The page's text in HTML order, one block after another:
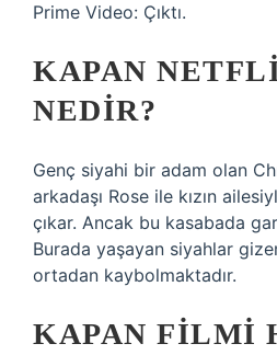
Prime Video: Çıktı.
KAPAN
NEDIR?
Genç siyahi bir adam olan
arkadaşı Rose ile kızın
çıkar. Ancak bu kasabada
Burada yaşayan siyahlar
ortadan kaybolmaktadır.
KAPAN FILMI